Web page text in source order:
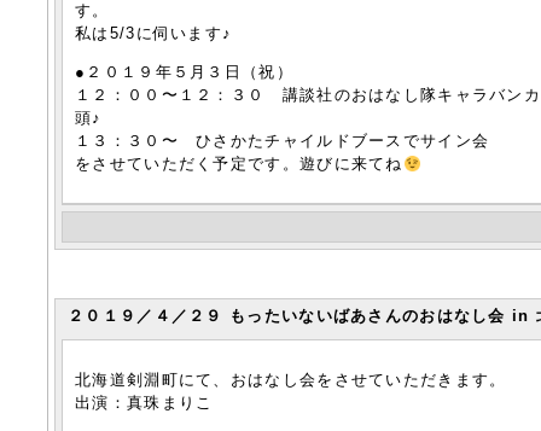
す。
私は5/3に伺います♪
●２０１９年５月３日（祝）
１２：００〜１２：３０ 講談社のおはなし隊キャラバン
頭♪
１３：３０〜 ひさかたチャイルドブースでサイン会
をさせていただく予定です。遊びに来てね
２０１９／４／２９ もったいないばあさんのおはなし会 in
北海道剣淵町にて、おはなし会をさせていただきます。
出演：真珠まりこ